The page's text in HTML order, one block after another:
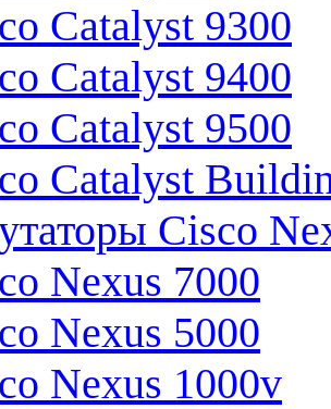
Catalyst 9300
Catalyst 9400
Catalyst 9500
Catalyst
Cisco
Nexus 7000
Nexus 5000
Nexus 1000v